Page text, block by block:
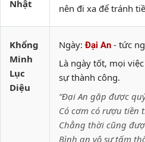
Nhật nên đi xa để tránh
Khổng
Minh
Lục
Diệu
Ngày:Đại An - tức
Là ngày tốt, mọi
sự thành công.
“Đại An gặp được
Có cơm có rượu tiền
Chẳng thời cũng
Bình an vô sự tấm